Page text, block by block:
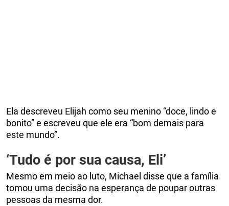
Ela descreveu Elijah como seu menino “doce, lindo e
bonito” e escreveu que ele era “bom demais para
este mundo”.
‘Tudo é por sua causa, Eli’
Mesmo em meio ao luto, Michael disse que a família
tomou uma decisão na esperança de poupar outras
pessoas da mesma dor.